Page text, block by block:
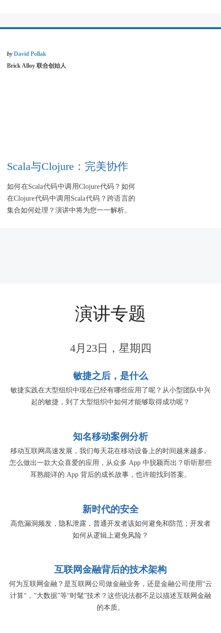
by David Pollak
Brick Alloy 联合创始人
Scala与Clojure：完美协作
如何在Scala代码中调用Clojure代码？如何
在Clojure代码中调用Scala代码？跨语言的
集合如何处理？演讲中将为您一一解析。
演讲专题
4月23日，星期四
敏捷之后，是什么
敏捷实践在大型组织中现在已经有哪些应用了呢？从小型团队中兴
起的敏捷，到了大型组织中如何才能够取得成功呢？
知名移动案例分析
移动互联网高速发展，我们每天花在移动设备上的时间越来越多。
怎么做出一款大众喜爱的应用，从众多 App 中脱颖而出？听听那些
耳熟能详的 App 背后的成长故事，也许能找到答案。
新时代的安全
高危漏洞频发，隐私泄露，普通开发者该如何避免和防范；开发者
如何从逻辑上避免风险？
互联网金融背后的技术架构
何为互联网金融？是互联网公司做金融业务，还是金融公司使用“云
计算“，”大数据”等“时髦”技术？这些说法都不足以描述互联网金融
的本质。